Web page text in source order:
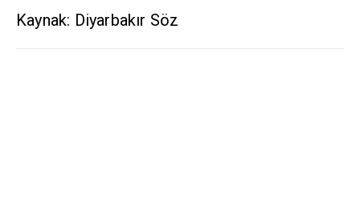
Kaynak: Diyarbakır Söz